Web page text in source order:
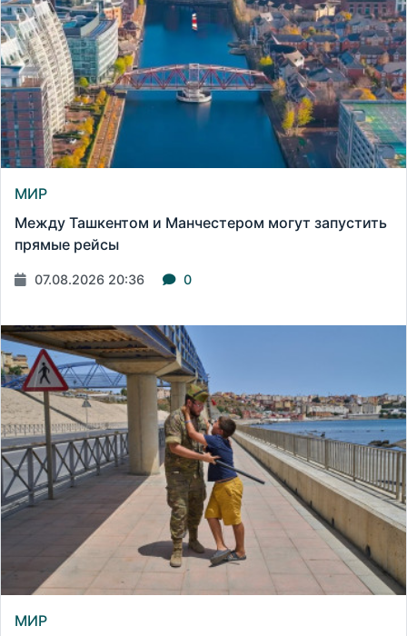
МИР
Между Ташкентом и Манчестером могут запустить
прямые рейсы
07.08.2026 20:36 0
МИР